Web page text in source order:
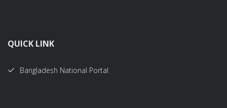
QUICK LINK
Bangladesh National Portal